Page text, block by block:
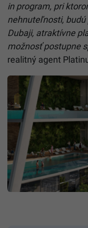
in program, pri
nehnuteľnosti,
Dubaji, atraktívne
možnosť postupne
realitný agent